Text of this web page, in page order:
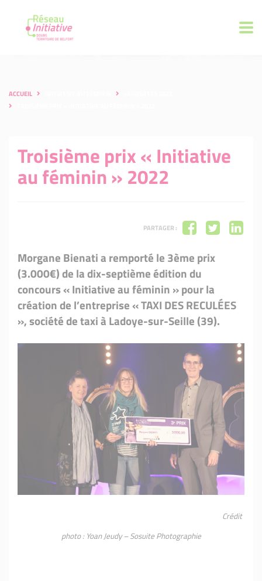
ACCUEIL
Troisième prix « Initiative
au féminin » 2022
PARTAGER :
Morgane Bienati a remporté le 3ème prix
(3.000€) de la dix-septième édition du
concours « Initiative au féminin » pour la
création de l’entreprise « TAXI DES RECULÉES
», société de taxi à Ladoye-sur-Seille (39).
Crédit
photo : Yoan Jeudy – Sosuite Photographie